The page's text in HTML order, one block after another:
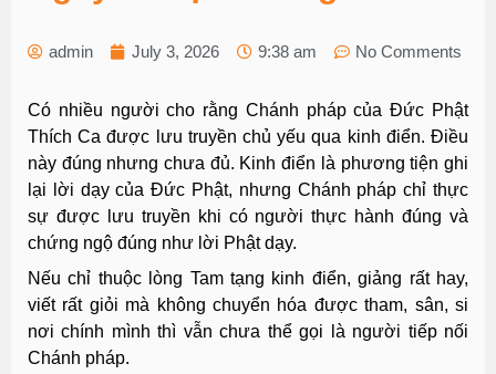
admin July 3, 2026 9:38 am No Comments
Có nhiều người cho rằng Chánh pháp của Đức Phật
Thích Ca được lưu truyền chủ yếu qua kinh điển. Điều
này đúng nhưng chưa đủ. Kinh điển là phương tiện ghi
lại lời dạy của Đức Phật, nhưng Chánh pháp chỉ thực
sự được lưu truyền khi có người thực hành đúng và
chứng ngộ đúng như lời Phật dạy.
Nếu chỉ thuộc lòng Tam tạng kinh điển, giảng rất hay,
viết rất giỏi mà không chuyển hóa được tham, sân, si
nơi chính mình thì vẫn chưa thể gọi là người tiếp nối
Chánh pháp.